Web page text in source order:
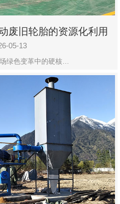
废旧轮胎的资源化利用
05-13
绿色变革中的硬核…